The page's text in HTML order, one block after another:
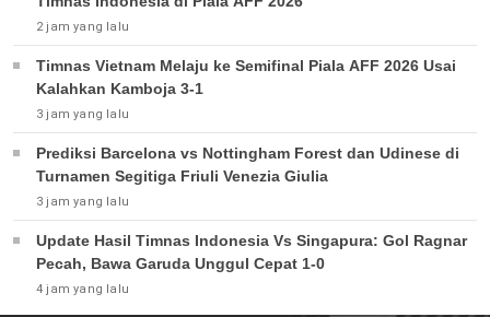
2 jam yang lalu
Timnas Vietnam Melaju ke Semifinal Piala AFF 2026 Usai
Kalahkan Kamboja 3-1
3 jam yang lalu
Prediksi Barcelona vs Nottingham Forest dan Udinese di
Turnamen Segitiga Friuli Venezia Giulia
3 jam yang lalu
Update Hasil Timnas Indonesia Vs Singapura: Gol Ragnar
Pecah, Bawa Garuda Unggul Cepat 1-0
4 jam yang lalu